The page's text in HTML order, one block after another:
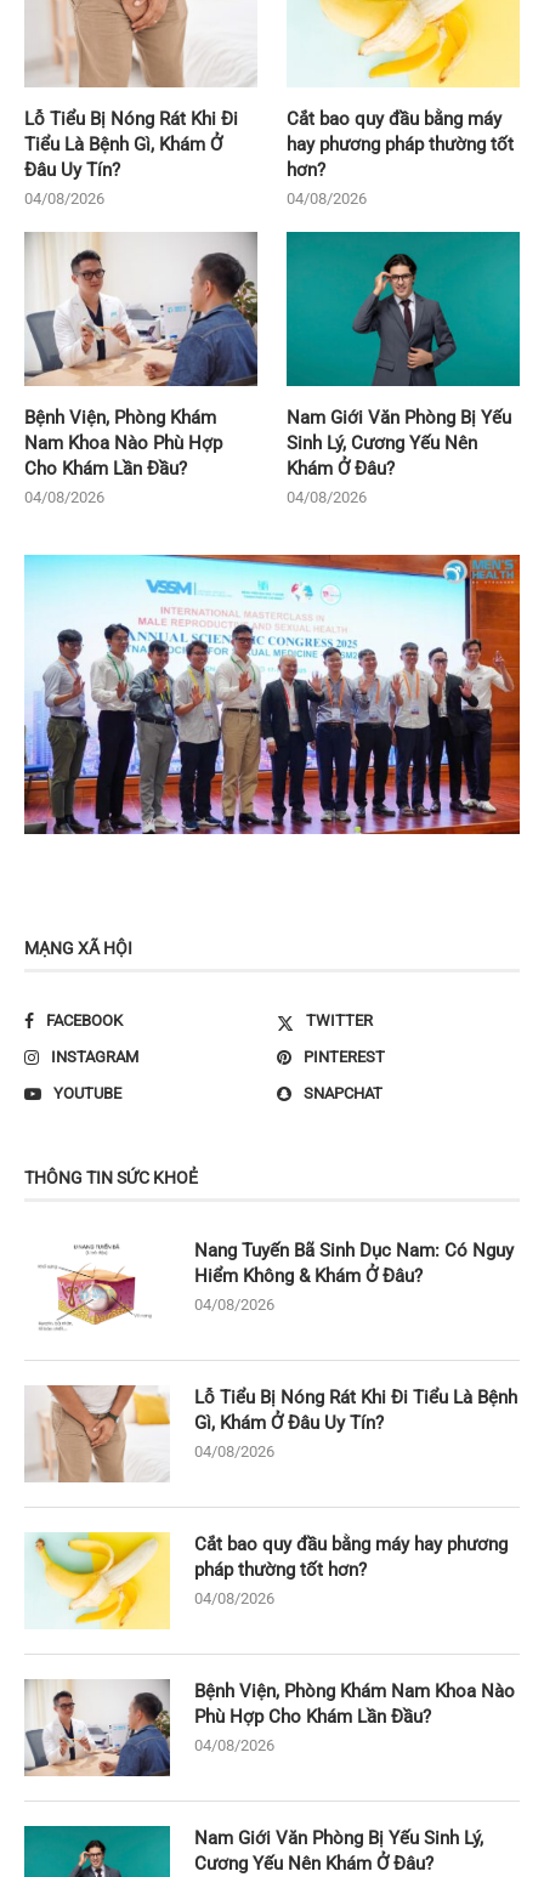
Lỗ Tiểu Bị Nóng Rát Khi Đi
Tiểu Là Bệnh Gì, Khám Ở
Đâu Uy Tín?
04/08/2026
Cắt bao quy đầu bằng máy
hay phương pháp thường tốt
hơn?
04/08/2026
Bệnh Viện, Phòng Khám
Nam Khoa Nào Phù Hợp
Cho Khám Lần Đầu?
04/08/2026
Nam Giới Văn Phòng Bị Yếu
Sinh Lý, Cương Yếu Nên
Khám Ở Đâu?
04/08/2026
MẠNG XÃ HỘI
FACEBOOK
TWITTER
INSTAGRAM
PINTEREST
YOUTUBE
SNAPCHAT
THÔNG TIN SỨC KHOẺ
Nang Tuyến Bã Sinh Dục Nam: Có Nguy
Hiểm Không & Khám Ở Đâu?
04/08/2026
Lỗ Tiểu Bị Nóng Rát Khi Đi Tiểu Là Bệnh
Gì, Khám Ở Đâu Uy Tín?
04/08/2026
Cắt bao quy đầu bằng máy hay phương
pháp thường tốt hơn?
04/08/2026
Bệnh Viện, Phòng Khám Nam Khoa Nào
Phù Hợp Cho Khám Lần Đầu?
04/08/2026
Nam Giới Văn Phòng Bị Yếu Sinh Lý,
Cương Yếu Nên Khám Ở Đâu?